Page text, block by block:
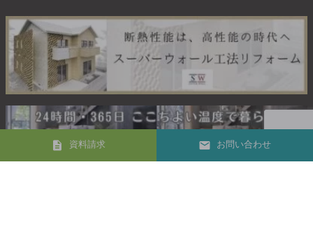
資料請求 お問い合わせ